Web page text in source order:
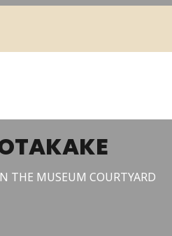
THE MUSEUM COURTYARD